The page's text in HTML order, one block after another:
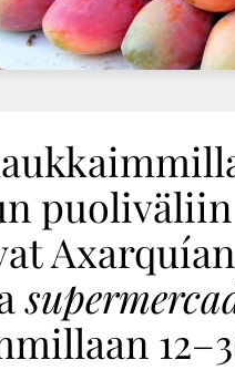
puoliväliin
Axarquían